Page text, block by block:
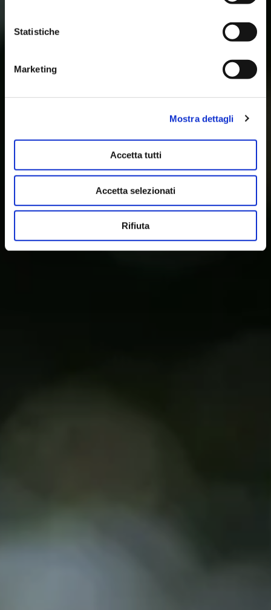
Statistiche
Marketing
Mostra dettagli
Accetta tutti
Accetta selezionati
Rifiuta